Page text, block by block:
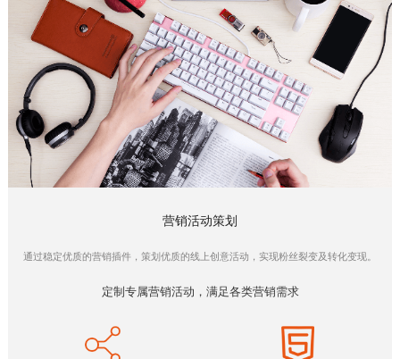
营销活动策划
通过稳定优质的营销插件，策划优质的线上创意活动，实现粉丝裂变及转化变现。
定制专属营销活动，满足各类营销需求